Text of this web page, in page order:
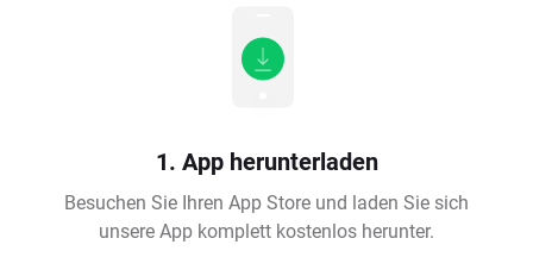
1. App herunterladen
Besuchen Sie Ihren App Store und laden Sie sich
unsere App komplett kostenlos herunter.